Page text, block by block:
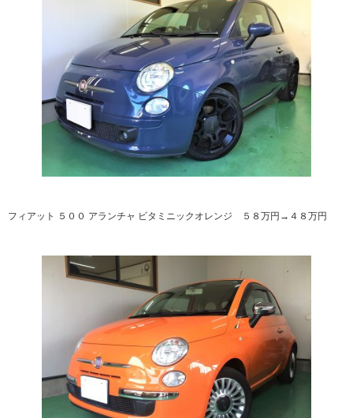
フィアット ５００ アランチャ ビタミニックオレンジ ５８万円→４８万円